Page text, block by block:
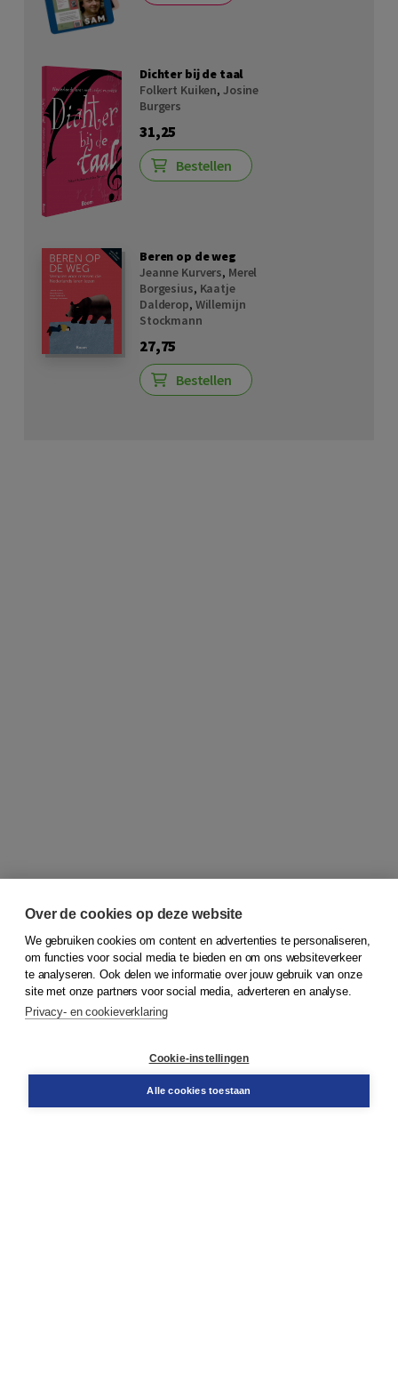
Dichter bij de taal
Folkert Kuiken, Josine
Burgers
31,25
Bestellen
Beren op de weg
Jeanne Kurvers, Merel
Borgesius, Kaatje
Dalderop, Willemijn
Stockmann
27,75
Bestellen
© 2026Koninklijke Boom uitgevers
Bestellen
Over de cookies op deze website
We gebruiken cookies om content en advertenties te personaliseren,
om functies voor social media te bieden en om ons websiteverkeer
te analyseren. Ook delen we informatie over jouw gebruik van onze
site met onze partners voor social media, adverteren en analyse.
Privacy- en cookieverklaring
Cookie-instellingen
Alle cookies toestaan